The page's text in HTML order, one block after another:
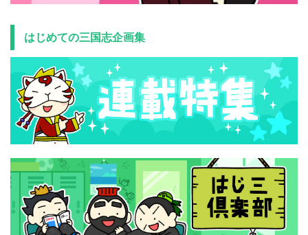
はじめての三国志企画集